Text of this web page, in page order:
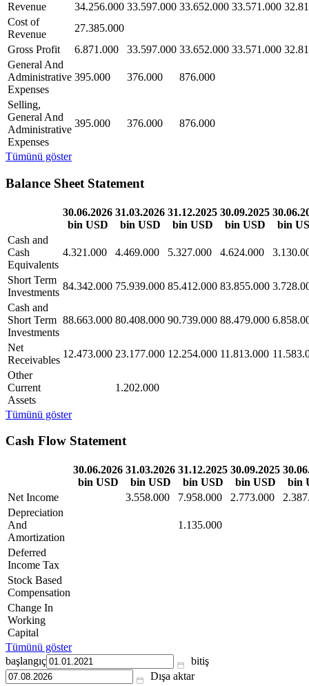
Revenue
34.256.000 33.597.000 33.652.000 33.571.000
Cost of
Revenue
27.385.000
Gross Profit
6.871.000 33.597.000 33.652.000 33.571.000
General And
Administrative
Expenses
395.000 376.000 876.000
Selling,
General And
Administrative
Expenses
395.000 376.000 876.000
Tümünü göster
Balance Sheet Statement
30.06.2026
bin USD
31.03.2026
bin USD
31.12.2025
bin USD
30.09.2025
bin USD
bin
Cash and
Cash
Equivalents
4.321.000 4.469.000 5.327.000 4.624.000
Short Term
Investments
84.342.000 75.939.000 85.412.000 83.855.000
Cash and
Short Term
Investments
88.663.000 80.408.000 90.739.000 88.479.000
Net
Receivables
12.473.000 23.177.000 12.254.000 11.813.000
Other
Current
Assets
1.202.000
Tümünü göster
Cash Flow Statement
30.06.2026
bin USD
31.03.2026
bin USD
31.12.2025
bin USD
30.09.2025
bin USD
bin
Net Income
3.558.000 7.958.000 2.773.000
Depreciation
And
Amortization
1.135.000
Deferred
Income Tax
Stock Based
Compensation
Change In
Working
Capital
Tümünü göster
başlangıç
bitiş
Dışa aktar